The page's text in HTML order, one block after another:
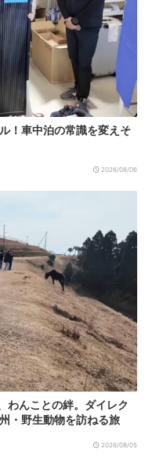
！車中泊の常識を変えそ
2026/08/06
わんことの絆。ダイレク
・野生動物を訪ねる旅
2026/08/05